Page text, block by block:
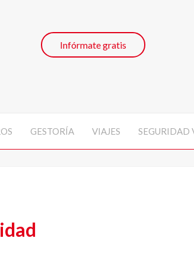
Infórmate gratis
GESTORÍA VIAJES SEGURIDAD